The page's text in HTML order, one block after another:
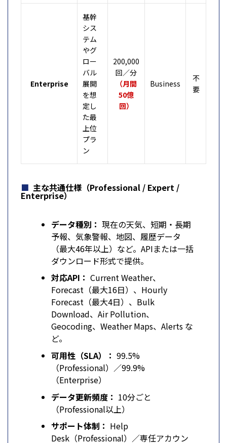
Enterprise
基幹
シス
テム
やグ
ロー
バル
展開
を想
定し
た最
上位
プラ
ン
200,000
回／分
（月間
50億
回）
Business
不
要
主な共通仕様（Professional / Expert /
Enterprise）
データ種別： 現在の天気、短期・長期
予報、気象警報、地図、履歴データ
（最大46年以上）など。APIまたは一括
ダウンロード形式で提供。
対応API： Current Weather、
Forecast（最大16日）、Hourly
Forecast（最大4日）、Bulk
Download、Air Pollution、
Geocoding、Weather Maps、Alerts な
ど。
可用性（SLA）： 99.5%
（Professional）／99.9%
（Enterprise）
データ更新頻度： 10分ごと
（Professional以上）
サポート体制： Help
Desk（Professional）／専任アカウン